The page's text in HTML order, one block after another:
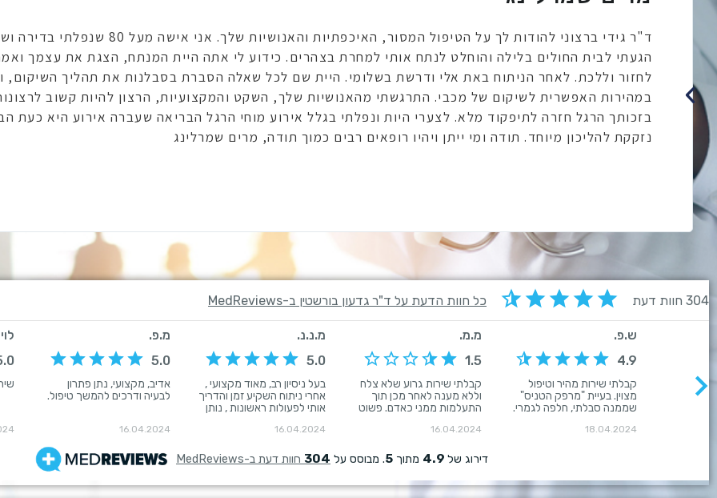
ד"ר גידי ברצוני להודות לך על הטיפול המסור,
הגעתי לבית החולים בלילה והוחלט לנתח אותי למחרת בצהרים. כידוע לי אתה היית המנתח, הצגת את עצמך
לחזור וללכת. לאחר הניתוח באת אלי ודרשת בשלומי. היית שם לכל שאלה הסברת בסבלנות את תהליך השיקום,
במהירות האפשרית לשיקום של מכבי. התרגשתי מהאנושיות שלך, השקט והמקצועיות, הרצון להיות קשוב
בזכותך הרגל חזרה לתיפקוד מלא. לצערי היות ונפלתי בגלל אירוע מוחי הרגל הבריאה שעברה אירוע היא כעת
נזקקת להליכון מיוחד. תודה ומי ייתן ויהיו רופאים רבים כמוך תודה, מרים שמרלינג